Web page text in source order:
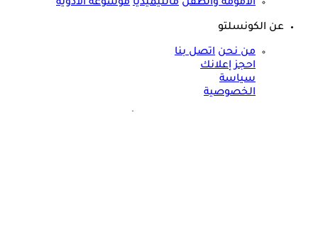
الأمومة والطفل مالتيميديا موسوعة الأدوية
عن الكونسلتو
من نحن اتصل بنا
احجز إعلانك
سياسة
الخصوصية